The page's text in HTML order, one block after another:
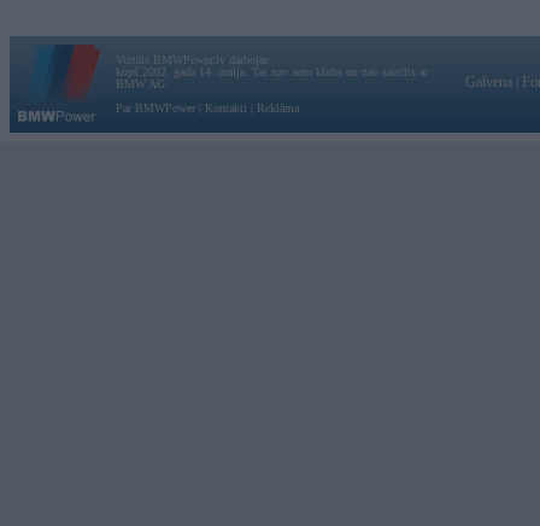
Vortāls BMWPower.lv darbojas
kopš 2002. gada 14. maija. Tas nav auto klubs un nav saistīts ar
BMW AG.
Par BMWPower
Kontakti Reklāma
Galvena